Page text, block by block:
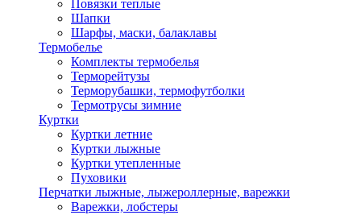
Повязки теплые
Шапки
Шарфы, маски, балаклавы
Термобелье
Комплекты термобелья
Терморейтузы
Терморубашки, термофутболки
Термотрусы зимние
Куртки
Куртки летние
Куртки лыжные
Куртки утепленные
Пуховики
Перчатки лыжные, лыжероллерные, варежки
Варежки, лобстеры